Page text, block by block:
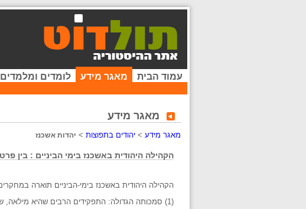
עמוד הבית מאגר מידע לומדים ומלמדים
מאגר מידע
מאגר מידע > יהודים בתפוצות > יהדות אשכנז
הקהילה היהודית באשכנז בימי הביניים : בין
הקהילה היהודית באשכנז בימי-הביניים תוארה
(1) סמכותה הגדולה: התפקידים הרבים שהיא מילאה, שהקיפו את כל תחומי החיים, וריבוי המוסדות הקהילתיים שהיו בה.